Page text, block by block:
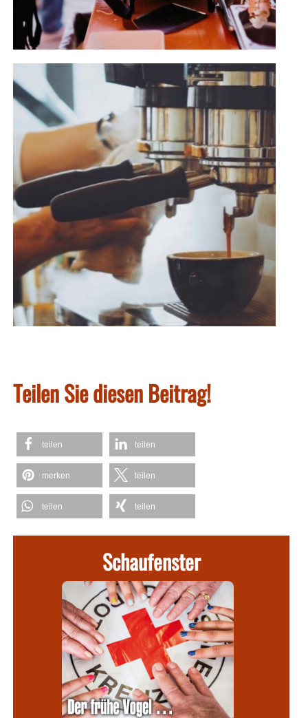
Teilen Sie diesen Beitrag!
teilen teilen
merken teilen
teilen teilen
Schaufenster